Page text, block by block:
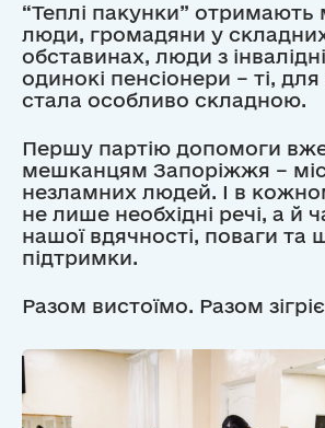
“Теплі пакунки” отримають
люди, громадяни у
обставинах, люди з
одинокі пенсіонери – ті,
стала особливо складною.
Першу партію допомоги
мешканцям Запоріжжя –
незламних людей. І в
не лише необхідні речі, а й
нашої вдячності, поваги та
підтримки.
Разом вистоїмо. Разом